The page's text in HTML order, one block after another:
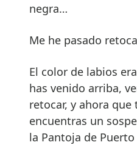
negra…
Me he pasado
El color de labios
has venido arriba,
retocar, y ahora
encuentras un
la Pantoja de